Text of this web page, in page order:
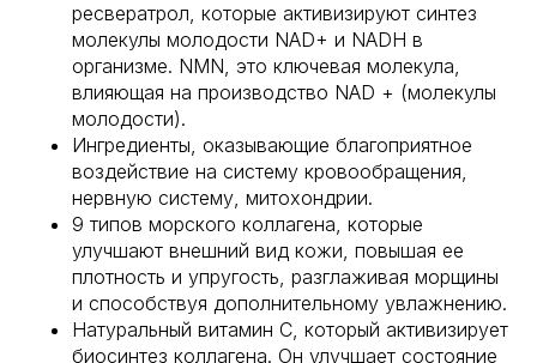
ресвератрол, которые активизируют синтез
молекулы молодости NAD+ и NADH в
организме. NMN, это ключевая молекула,
влияющая на производство NAD + (молекулы
молодости).
Ингредиенты, оказывающие благоприятное
воздействие на систему кровообращения,
нервную систему, митохондрии.
9 типов морского коллагена, которые
улучшают внешний вид кожи, повышая ее
плотность и упругость, разглаживая морщины
и способствуя дополнительному увлажнению.
Натуральный витамин С, который активизирует
биосинтез коллагена. Он улучшает состояние